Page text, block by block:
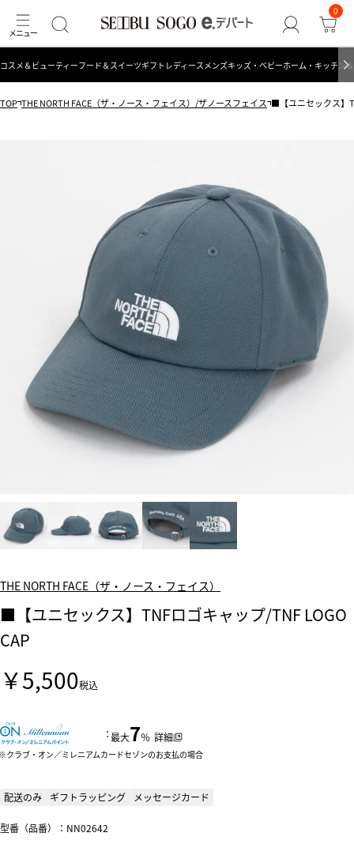
0
コスメ＆ビューティーフード＆スイーツギフト レディース メンズキッズ・ベビーホーム・キッチン
TOP THE NORTH FACE（ザ・ノース・フェイス）/ザノースフェイス ■【ユニセックス】
THE NORTH FACE（ザ・ノース・フェイス）
■【ユニセックス】TNFロゴキャップ/TNF LOGO
CAP
￥5,500税込
：最大7％ 詳細
クラブ・オン／ミレニアムカードセゾンのお支払の場合
配送のみ ギフトラッピング メッセージカード
型番（品番）：NN02642